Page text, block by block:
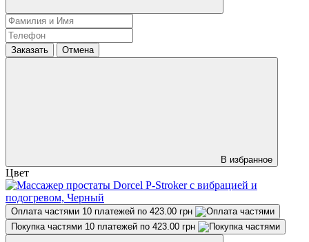
Заказать Отмена
В избранное
Цвет
Оплата частями 10 платежей по 423.00 грн
Покупка частями 10 платежей по 423.00 грн